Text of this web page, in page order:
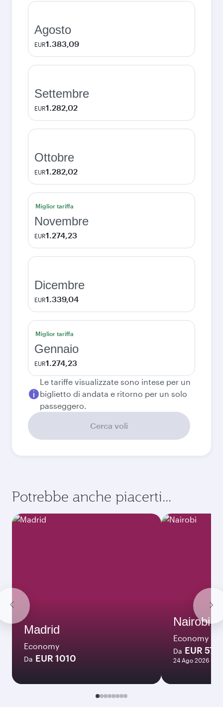
Agosto
EUR1.383,09
Settembre
EUR1.282,02
Ottobre
EUR1.282,02
Miglior tariffa
Novembre
EUR1.274,23
Dicembre
EUR1.339,04
Miglior tariffa
Gennaio
EUR1.274,23
Le tariffe visualizzate sono intese per un
biglietto di andata e ritorno per un solo
passeggero.
Cerca voli
Potrebbe anche piacerti...
Madrid
Economy
Da EUR 1010
Nairobi
Economy
Da EUR 571
24 Ago 2026 - 21